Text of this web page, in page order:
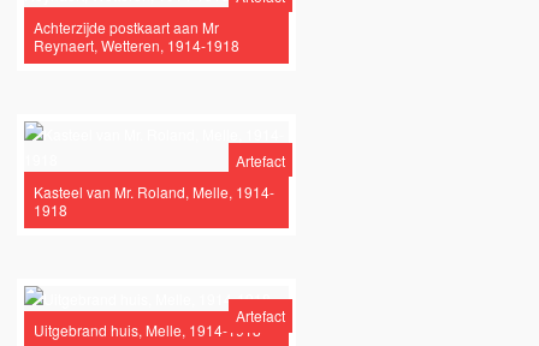
Achterzijde postkaart aan Mr
Reynaert, Wetteren, 1914-1918
Artefact
Kasteel van Mr. Roland, Melle, 1914-
1918
Artefact
Uitgebrand huis, Melle, 1914-1918